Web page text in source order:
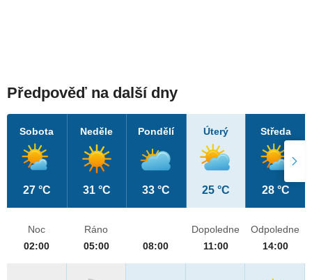
Předpověď na další dny
Sobota
27 °C
Neděle
31 °C
Pondělí
33 °C
Úterý
25 °C
Středa
28 °C
Noc
02:00
Ráno
05:00
08:00
Dopoledne
11:00
Odpoledne
14:00